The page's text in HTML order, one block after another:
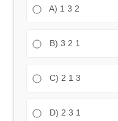
A) 1 3 2
B) 3 2 1
C) 2 1 3
D) 2 3 1